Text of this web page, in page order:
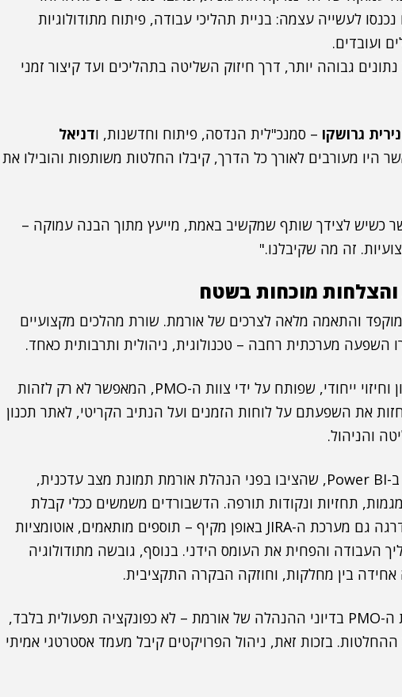
לעשייה עצמה: בניית תהליכי עבודה, פיתוח מתודולוגיות
ועובדים.
גבוהה יותר, דרך חיזוק השליטה בתהליכים ועד קיצור זמני
נירית גרושקו – סמנכ"לית הנדסה, פיתוח וחדשנות, ודניאל
היו מעורבים לאורך כל הדרך, קיבלו החלטות משותפות והובילו את
כשיש לצידך שותף שמקשיב באמת, מייעץ מתוך הבנה עמוקה –
זה מה שקיבלנו."
מוכחות בשטח
והתאמה מלאה לצרכים של אורמת. שורת מהלכים מקצועיים
השפעה מערכתית רחבה – טכנולוגית, ניהולית ותרבותית כאחד.
בין הצעדים המרכזיים בלט כלי תכנון וחיזוי ייחודי, שפותח על ידי צוות ה-PMO, המאפשר לא רק לזהות
את השפעתם על לוחות הזמנים ועל הנתיב הקריטי, לאתר תכנון
והניהול.
לצד זאת, אופיינו דשבורדים חכמים ב-Power BI, שהציבו בפני הנהלת אורמת תמונת מצב עדכנית,
תחזיות ונקודות תורפה. הדשבורדים משמשים ככלי קבלת
החלטות מהיר ומדויק. בתוך כך, שודרגה גם מערכת ה-JIRA באופן מקיף – תוספים מותאמים, אוטומציות
העבודה והפחית את העומס הידני. בנוסף, גובשה מתודולוגיה
אחידה בין מחלקות, וחוזקה הבקרה התקציבית.
מהלך מרכזי נוסף היה שילוב עבודת ה-PMO בדיוני ההנהלה של אורמת – לא כפונקציה תפעולית בלבד,
בזכות זאת, ניהול הפרויקטים קיבל מעמד אסטרטגי אמיתי